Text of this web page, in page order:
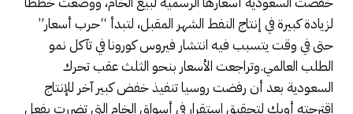
لزيادة كبيرة في إنتاج النفط الشهر المقبل، لتبدأ “حرب أسعار”
حتى في وقت يتسبب فيه انتشار فيروس كورونا في تآكل نمو
الطلب العالمي.وتراجعت الأسعار بنحو الثلث عقب تحرك
السعودية بعد أن رفضت روسيا تنفيذ خفض كبير آخر للإنتاج
اقترحته أوبك لتحقيق استقرار في أسواق الخام التي تضررت بفعل